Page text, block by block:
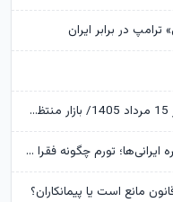
در برابر ایران
پیش‌بینی قیمت طلا، دلار و سکه امروز 15 مرداد 1405/ بازار منتظر مذاکرات تنگه هرمز
گزارش تکان‌ دهنده بانک مرکزی از سفره ایرانی‌ها؛ تورم چگونه فقرا را فقیرتر کرد؟
مانع است یا پیمانکاران؟